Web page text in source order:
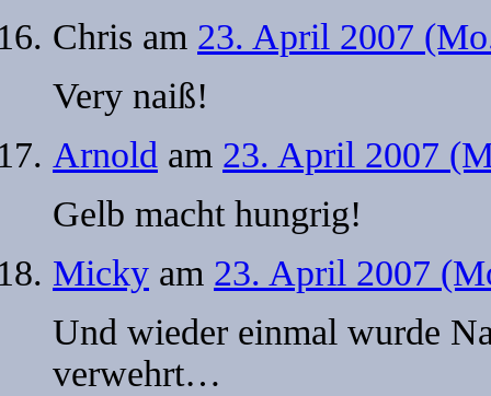
Chris am 23. April 2007
Very naiß!
Arnold am 23. April 2007
Gelb macht hungrig!
Micky am 23. April 2007
Und wieder einmal wurde
verwehrt…